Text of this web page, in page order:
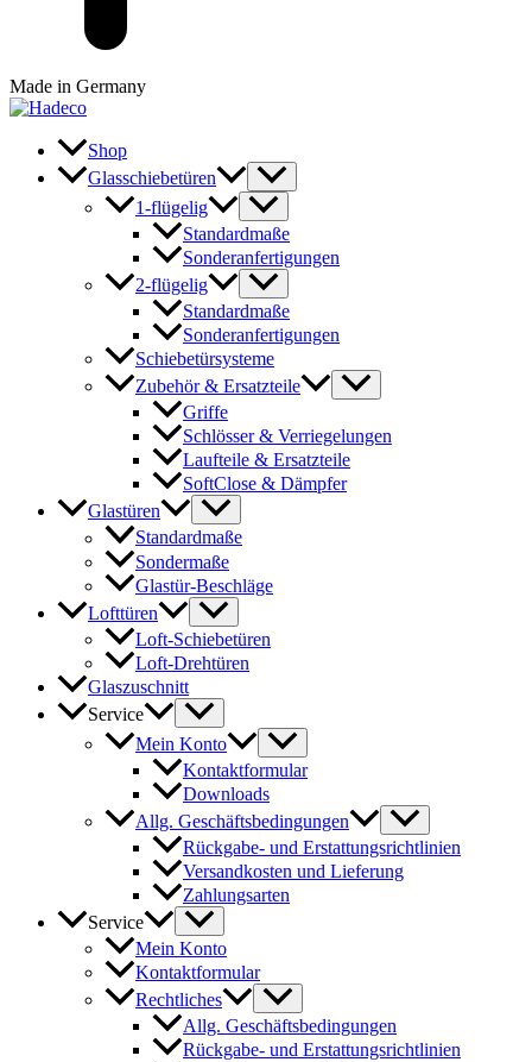
Made in Germany
Shop
Glasschiebetüren
1-flügelig
Standardmaße
Sonderanfertigungen
2-flügelig
Standardmaße
Sonderanfertigungen
Schiebetürsysteme
Zubehör & Ersatzteile
Griffe
Schlösser & Verriegelungen
Laufteile & Ersatzteile
SoftClose & Dämpfer
Glastüren
Standardmaße
Sondermaße
Glastür-Beschläge
Lofttüren
Loft-Schiebetüren
Loft-Drehtüren
Glaszuschnitt
Service
Mein Konto
Kontaktformular
Downloads
Allg. Geschäftsbedingungen
Rückgabe- und Erstattungsrichtlinien
Versandkosten und Lieferung
Zahlungsarten
Service
Mein Konto
Kontaktformular
Rechtliches
Allg. Geschäftsbedingungen
Rückgabe- und Erstattungsrichtlinien